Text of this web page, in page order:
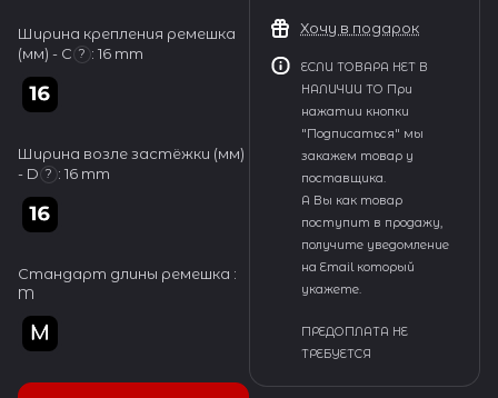
Ширина крепления ремешка
(мм) - С ? : 16 mm
Ширина возле застёжки (мм)
- D ? : 16 mm
Стандарт длины ремешка :
M
Хочу в подарок
ЕСЛИ ТОВАРА НЕТ В
НАЛИЧИИ ТО При
нажатии кнопки
"Подписаться" мы
закажем товар у
поставщика.
А Вы как товар
поступит в продажу,
получите уведомление
на Email который
укажете.
ПРЕДОПЛАТА НЕ
ТРЕБУЕТСЯ